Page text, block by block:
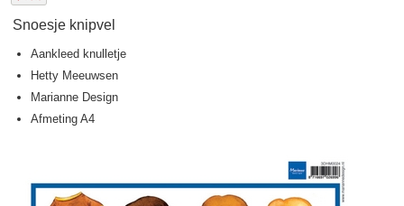
Snoesje knipvel
Aankleed knulletje
Hetty Meeuwsen
Marianne Design
Afmeting A4